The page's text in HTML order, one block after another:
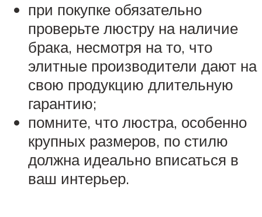
при покупке обязательно
проверьте люстру на наличие
брака, несмотря на то, что
элитные производители дают на
свою продукцию длительную
гарантию;
помните, что люстра, особенно
крупных размеров, по стилю
должна идеально вписаться в
ваш интерьер.